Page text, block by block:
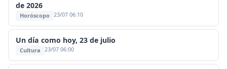
de 2026
Horóscopo 23/07 06:10
Un día como hoy, 23 de julio
Cultura 23/07 06:00